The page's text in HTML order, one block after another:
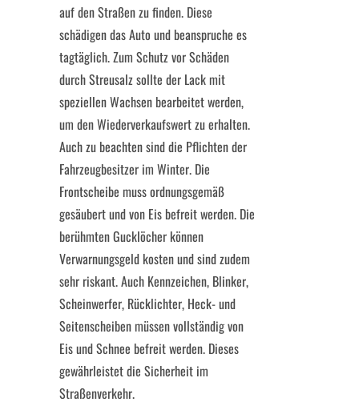
auf den Straßen zu finden. Diese
schädigen das Auto und beanspruche es
tagtäglich. Zum Schutz vor Schäden
durch Streusalz sollte der Lack mit
speziellen Wachsen bearbeitet werden,
um den Wiederverkaufswert zu erhalten.
Auch zu beachten sind die Pflichten der
Fahrzeugbesitzer im Winter. Die
Frontscheibe muss ordnungsgemäß
gesäubert und von Eis befreit werden. Die
berühmten Gucklöcher können
Verwarnungsgeld kosten und sind zudem
sehr riskant. Auch Kennzeichen, Blinker,
Scheinwerfer, Rücklichter, Heck- und
Seitenscheiben müssen vollständig von
Eis und Schnee befreit werden. Dieses
gewährleistet die Sicherheit im
Straßenverkehr.